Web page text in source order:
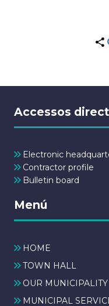
Accessos
Electronic
Contractor profile
Bulletin board
Menú
HOME
TOWN HALL
OUR MUNICIPALITY
MUNICIPAL